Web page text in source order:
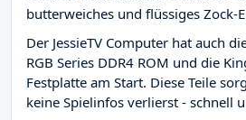
butterweiches und flüssiges Zock-
Der JessieTV Computer hat auch
RGB Series DDR4 ROM und die
Festplatte am Start. Diese Teile
keine Spielinfos verlierst - schnell